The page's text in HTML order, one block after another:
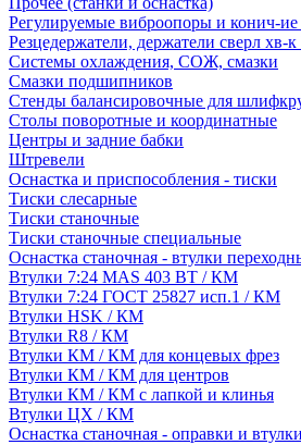
Регулируемые виброопоры и конич-
Резцедержатели, держатели сверл хв-
Системы охлаждения, СОЖ, смазки
Смазки подшипников
Стенды балансировочные для
Столы поворотные и координатные
Центры и задние бабки
Штревели
Оснастка и приспособления - тиски
Тиски слесарные
Тиски станочные
Тиски станочные специальные
Оснастка станочная - втулки
Втулки 7:24 MAS 403 BT / КМ
Втулки 7:24 ГОСТ 25827 исп.1 / КМ
Втулки HSK / КМ
Втулки R8 / КМ
Втулки КМ / КМ для концевых фрез
Втулки КМ / КМ для центров
Втулки КМ / КМ с лапкой и клинья
Втулки ЦХ / КМ
Оснастка станочная - оправки и втулки